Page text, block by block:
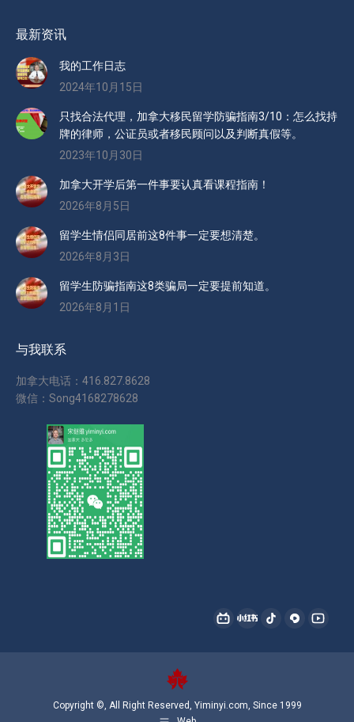
最新资讯
我的工作日志
2024年10月15日
只找合法代理，加拿大移民留学防骗指南3/10：怎么找持
牌的律师，公证员或者移民顾问以及判断真假等。
2023年10月30日
加拿大开学后第一件事要认真看课程指南！
2026年8月5日
留学生情侣同居前这8件事一定要想清楚。
2026年8月3日
留学生防骗指南这8类骗局一定要提前知道。
2026年8月1日
与我联系
加拿大电话：416.827.8628
微信：Song4168278628
找到我们：
哔
pageopens
抖
in
in
Copyright ©, All Right Reserved, Yiminyi.com, Since 1999